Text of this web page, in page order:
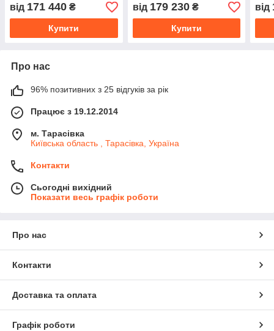
від 171 440 ₴
Купити
від 179 230₴
Купити
від
Про нас
96% позитивних з 25 відгуків за рік
Працює з 19.12.2014
м. Тарасівка
Київська область , Тарасівка, Україна
Контакти
Сьогодні вихідний
Показати весь графік роботи
Про нас
Контакти
Доставка та оплата
Графік роботи